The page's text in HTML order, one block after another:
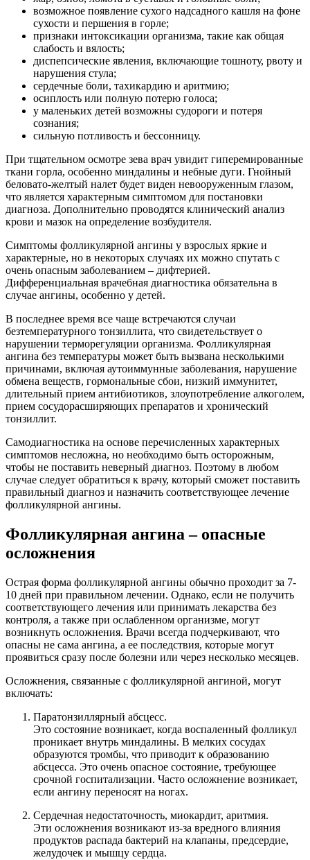
возможное появление сухого надсадного кашля на фоне
сухости и першения в горле;
признаки интоксикации организма, такие как общая
слабость и вялость;
диспепсические явления, включающие тошноту, рвоту и
нарушения стула;
сердечные боли, тахикардию и аритмию;
осиплость или полную потерю голоса;
у маленьких детей возможны судороги и потеря
сознания;
сильную потливость и бессонницу.
При тщательном осмотре зева врач увидит гиперемированные
ткани горла, особенно миндалины и небные дуги. Гнойный
беловато-желтый налет будет виден невооруженным глазом,
что является характерным симптомом для постановки
диагноза. Дополнительно проводятся клинический анализ
крови и мазок на определение возбудителя.
Симптомы фолликулярной ангины у взрослых яркие и
характерные, но в некоторых случаях их можно спутать с
очень опасным заболеванием – дифтерией.
Дифференциальная врачебная диагностика обязательна в
случае ангины, особенно у детей.
В последнее время все чаще встречаются случаи
безтемпературного тонзиллита, что свидетельствует о
нарушении терморегуляции организма. Фолликулярная
ангина без температуры может быть вызвана несколькими
причинами, включая аутоиммунные заболевания, нарушение
обмена веществ, гормональные сбои, низкий иммунитет,
длительный прием антибиотиков, злоупотребление алкоголем,
прием сосудорасширяющих препаратов и хронический
тонзиллит.
Самодиагностика на основе перечисленных характерных
симптомов несложна, но необходимо быть осторожным,
чтобы не поставить неверный диагноз. Поэтому в любом
случае следует обратиться к врачу, который сможет поставить
правильный диагноз и назначить соответствующее лечение
фолликулярной ангины.
Фолликулярная ангина – опасные
осложнения
Острая форма фолликулярной ангины обычно проходит за 7-
10 дней при правильном лечении. Однако, если не получить
соответствующего лечения или принимать лекарства без
контроля, а также при ослабленном организме, могут
возникнуть осложнения. Врачи всегда подчеркивают, что
опасны не сама ангина, а ее последствия, которые могут
проявиться сразу после болезни или через несколько месяцев.
Осложнения, связанные с фолликулярной ангиной, могут
включать:
Паратонзиллярный абсцесс.
Это состояние возникает, когда воспаленный фолликул
проникает внутрь миндалины. В мелких сосудах
образуются тромбы, что приводит к образованию
абсцесса. Это очень опасное состояние, требующее
срочной госпитализации. Часто осложнение возникает,
если ангину переносят на ногах.
Сердечная недостаточность, миокардит, аритмия.
Эти осложнения возникают из-за вредного влияния
продуктов распада бактерий на клапаны, предсердие,
желудочек и мышцу сердца.